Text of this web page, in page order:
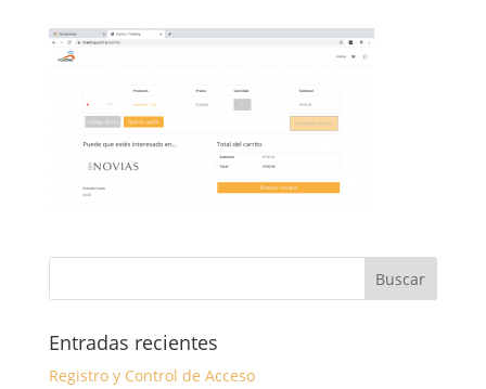
Entradas recientes
Registro y Control de Acceso